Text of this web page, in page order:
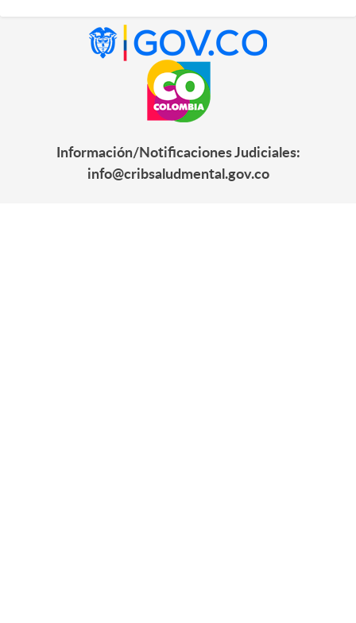
Información/Notificaciones Judiciales:
info@cribsaludmental.gov.co